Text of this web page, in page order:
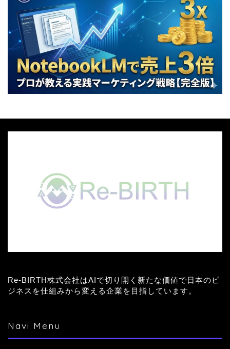
Re-BIRTH株式会社はAIで切り開く新たな価値で日本のビ
ジネスを仕組みから変える企業を目指しています。
Navi Menu